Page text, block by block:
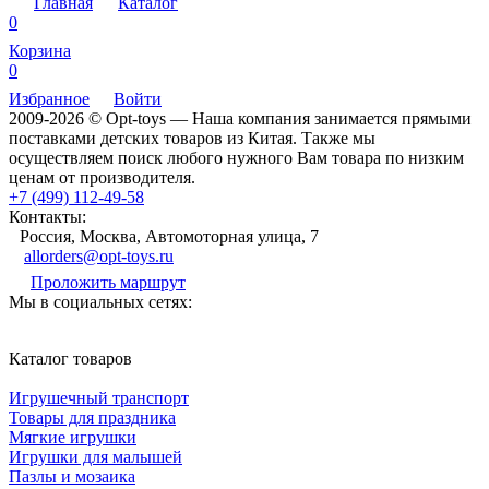
0
Корзина
0
Избранное
Войти
2009-2026 © Opt-toys — Наша компания занимается прямыми
поставками детских товаров из Китая. Также мы
осуществляем поиск любого нужного Вам товара по низким
ценам от производителя.
+7 (499) 112-49-58
Контакты:
Россия, Москва, Автомоторная улица, 7
allorders@opt-toys.ru
Проложить маршрут
Мы в социальных сетях:
Каталог товаров
Игрушечный транспорт
Товары для праздника
Мягкие игрушки
Игрушки для малышей
Пазлы и мозаика